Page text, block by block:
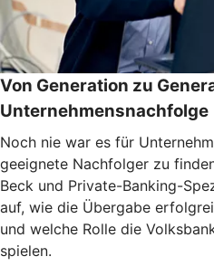
Von Generation zu
Unternehmensnachfolge
Noch nie war es für
geeignete Nachfolger zu
Beck und Private-Banking-
auf, wie die Übergabe
und welche Rolle die
spielen.